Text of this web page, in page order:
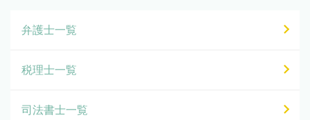
弁護士一覧
税理士一覧
司法書士一覧